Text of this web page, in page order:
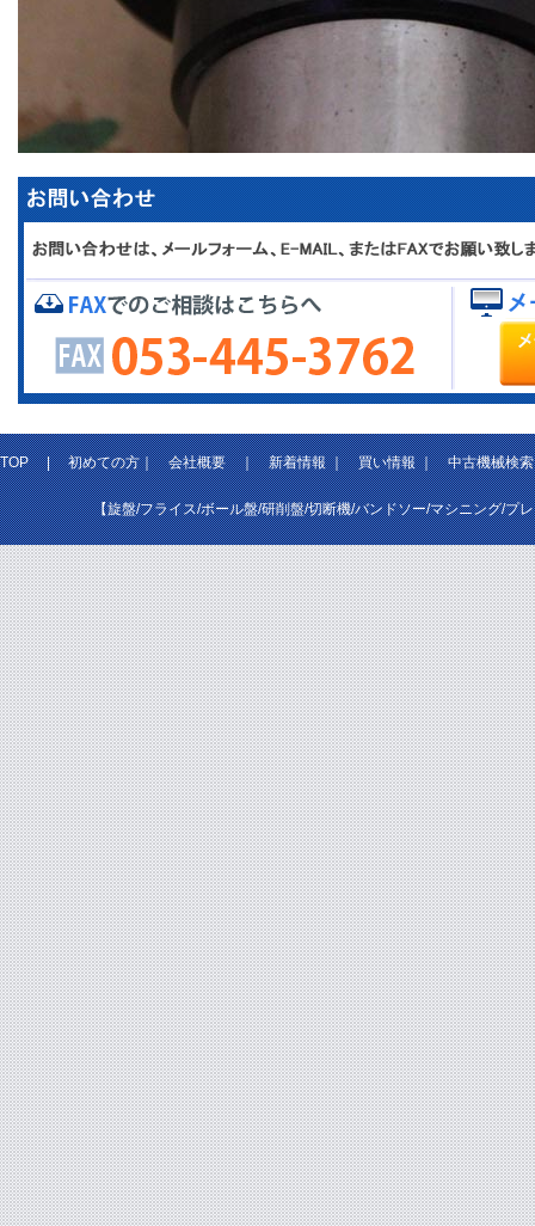
TOP|初めての方｜会社概要｜新着情報｜買い情報｜中古機械検索
【旋盤/フライス/ボール盤/研削盤/切断機/バンドソー/マシニング/プ